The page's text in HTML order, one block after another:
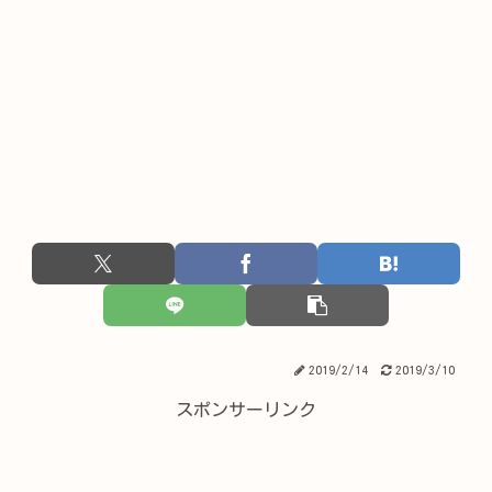
2019/2/14 2019/3/10
スポンサーリンク